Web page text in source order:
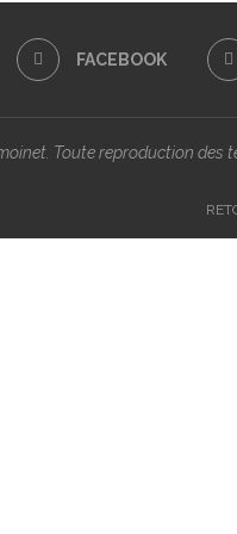
FACEBOOK
Toute reproduction